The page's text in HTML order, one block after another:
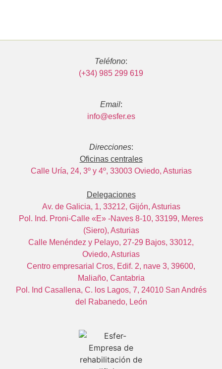
Teléfono:
(+34) 985 299 619
Email:
info@esfer.es
Direcciones:
Oficinas centrales
Calle Uría, 24, 3º y 4º, 33003 Oviedo, Asturias
Delegaciones
Av. de Galicia, 1, 33212, Gijón, Asturias
Pol. Ind. Proni-Calle «E» -Naves 8-10, 33199, Meres
(Siero), Asturias
Calle Menéndez y Pelayo, 27-29 Bajos, 33012,
Oviedo, Asturias
Centro empresarial Cros, Edif. 2, nave 3, 39600,
Maliaño, Cantabria
Pol. Ind Casallena, C. los Lagos, 7, 24010 San Andrés
del Rabanedo, León